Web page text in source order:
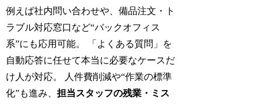
例えば社内問い合わせや、備品注文・ト
ラブル対応窓口など“バックオフィス
系”にも応用可能。 「よくある質問」を
自動応答に任せて本当に必要なケースだ
け人が対応。 人件費削減や“作業の標準
化”も進み、担当スタッフの残業・ミス